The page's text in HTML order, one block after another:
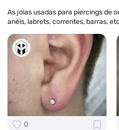
As joias usadas para piercings de
anéis, labrets, correntes, barras,
0